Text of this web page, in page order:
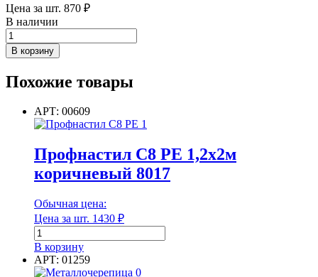
Цена за шт. 870 ₽
В наличии
Количество
товара
Ендова
2
зелёный
В корзину
Похожие товары
АРТ: 00609
Профнастил С8 РЕ 1,2х2м
коричневый 8017
Обычная цена:
Цена за шт. 1430 ₽
Количество
товара
Профнастил
С8
В корзину
АРТ: 01259